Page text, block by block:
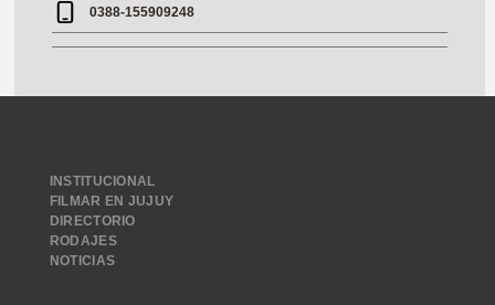
0388-155909248
INSTITUCIONAL
FILMAR EN JUJUY
DIRECTORIO
RODAJES
NOTICIAS